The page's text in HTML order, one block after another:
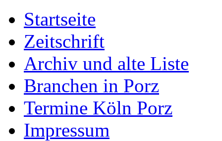
Startseite
Zeitschrift
Archiv und alte Liste
Branchen in Porz
Termine Köln Porz
Impressum